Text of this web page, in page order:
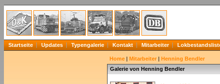
Startseite Updates Typengalerie Kontakt Mitarbeiter
Home | Mitarbeiter | Henning Bendler
Galerie von Henning Bendler